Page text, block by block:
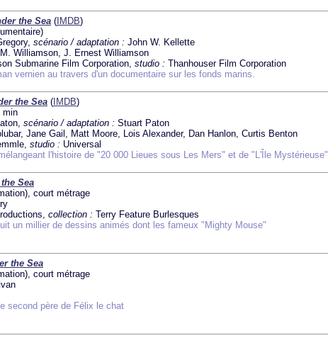
the Sea ( IMDB)
scénario / adaptation : John W. Kellette
Williamson, J. Ernest Williamson
Submarine Film Corporation, studio : Thanhouser Film Corporation
vernien au travers d'un documentaire sur les fonds marins.
the Sea ( IMDB)
min
scénario / adaptation : Stuart Paton
Jane Gail, Matt Moore, Lois Alexander, Dan Hanlon, Curtis Benton
studio : Universal
l'histoire de "20 000 Lieues sous Les Mers" et de "L'Île Mystérieuse"
Sea
court métrage
collection : Terry Feature Burlesques
un millier de dessins animés dont les fameux "Mighty Mouse"
the Sea
court métrage
second père de Félix le chat